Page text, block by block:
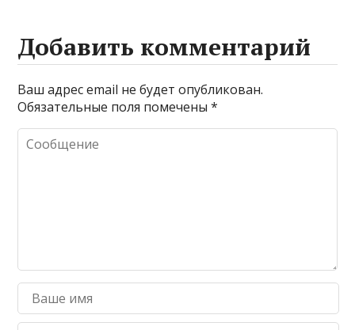
Добавить комментарий
Ваш адрес email не будет опубликован.
Обязательные поля помечены*